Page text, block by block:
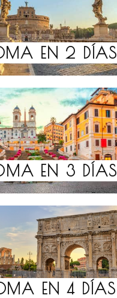
EN 2 DÍAS
EN 3 DÍAS
EN 4 DÍAS